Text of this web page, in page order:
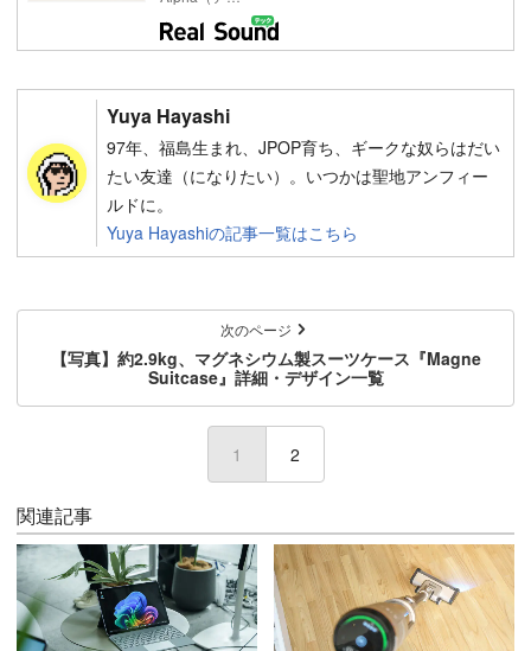
Yuya Hayashi
97年、福島生まれ、JPOP育ち、ギークな奴らはだい
たい友達（になりたい）。いつかは聖地アンフィー
ルドに。
Yuya Hayashiの記事一覧はこちら
次のページ
【写真】約2.9kg、マグネシウム製スーツケース『Magne
Suitcase』詳細・デザイン一覧
1 2
関連記事